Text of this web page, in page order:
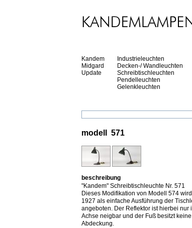
Kandem
Midgard
Update
Industrieleuchten
Decken-/ Wandleuchten
Schreibtischleuchten
Pendelleuchten
Gelenkleuchten
modell 571
beschreibung
"Kandem" Schreibtischleuchte Nr. 571
Dieses Modifikation von Modell 574
1927 als einfache Ausführung der
angeboten. Der Reflektor ist hierbei nur
Achse neigbar und der Fuß besitzt
Abdeckung.